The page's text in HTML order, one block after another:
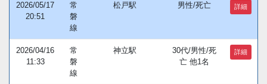
2026/05/17
20:51
常
磐
線
松戸駅 男性/死亡 詳細
2026/04/16
11:33
常
磐
線
神立駅
30代/男性/死
亡 他1名
詳細